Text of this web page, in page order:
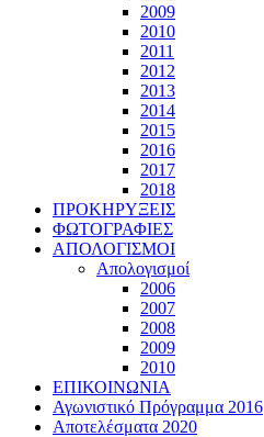
2009
2010
2011
2012
2013
2014
2015
2016
2017
2018
ΠΡΟΚΗΡΥΞΕΙΣ
ΦΩΤΟΓΡΑΦΙΕΣ
ΑΠΟΛΟΓΙΣΜΟΙ
Απολογισμοί
2006
2007
2008
2009
2010
ΕΠΙΚΟΙΝΩΝΙΑ
Αγωνιστικό Πρόγραμμα 2016
Αποτελέσματα 2020